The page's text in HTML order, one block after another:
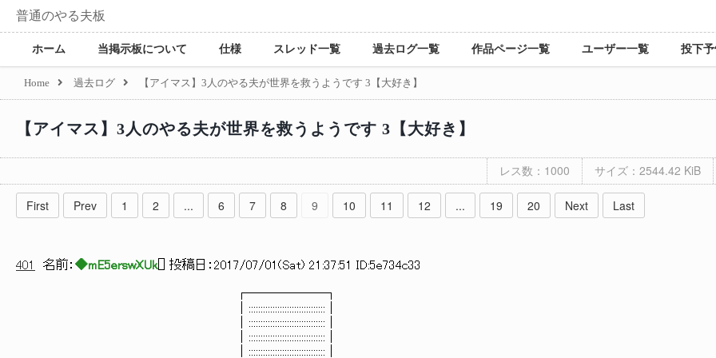
普通のやる夫板
ホーム 当掲示板について 仕様 スレッド一覧 過去ログ一覧 作品ページ一覧 ユーザー一覧 投下
Home 過去ログ 【アイマス】3人のやる夫が世界を救うようです 3【大好き】
【アイマス】3人のやる夫が世界を救うようです 3【大好き】
レス数：1000 サイズ：2544.42 KiB
First Prev 1 2 ... 6 7 8 9 10 11 12 ... 19 20 Next Last
401 名前： ◆mE5erswXUk[ ] 投稿日： 2017/07/01(Sat) 21:37:51 ID:5e734c33
┌──────┐
│::::::::::::::::::::::::::::::::│
│::::::::::::::::::::::::::::::::│
│::::::::::::::::::::::::::::::::│
│::::::::::::::::::::::::::::::::│